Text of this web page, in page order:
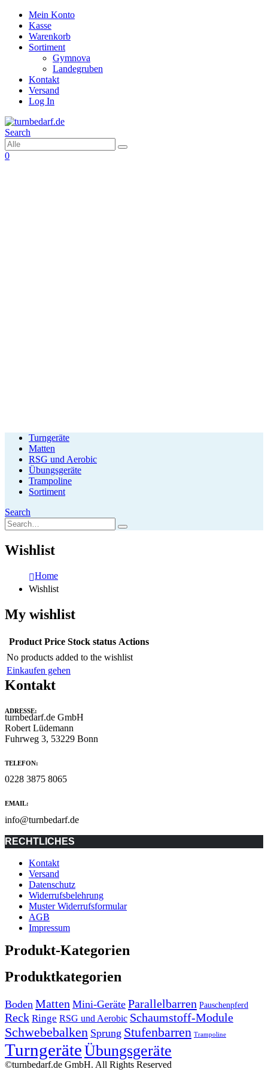
Mein Konto
Kasse
Warenkorb
Sortiment
Gymnova
Landegruben
Kontakt
Versand
Log In
Search
0
Turngeräte
Matten
RSG und Aerobic
Übungsgeräte
Trampoline
Sortiment
Search
Wishlist
Home
Wishlist
My wishlist
Product Price Stock status Actions
No products added to the wishlist
Einkaufen gehen
Kontakt
ADRESSE:
turnbedarf.de GmbH
Robert Lüdemann
Fuhrweg 3, 53229 Bonn
TELEFON:
0228 3875 8065
EMAIL:
info@turnbedarf.de
RECHTLICHES
Kontakt
Versand
Datenschutz
Widerrufsbelehrung
Muster Widerrufsformular
AGB
Impressum
Produkt-Kategorien
Produktkategorien
Boden Matten Mini-Geräte Parallelbarren Pauschenpferd
Reck Ringe RSG und Aerobic Schaumstoff-Module
Schwebebalken Sprung Stufenbarren Trampoline
TurngeräteÜbungsgeräte
©turnbedarf.de GmbH. All Rights Reserved